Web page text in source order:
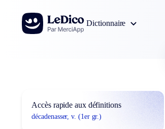
Aller au contenu
Dictionnaire
Accès rapide aux définitions
décadenasser, v. (1er gr.)